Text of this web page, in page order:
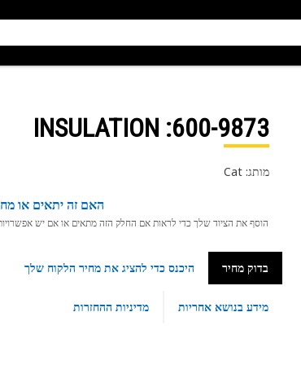
600-9873
: INSULATION
מותג: Cat
האם זה יתאים או
הוסף את הציוד שלך כדי לראות אם החלק הזה מתאים או אם יש אפשרויות
בדוק מחיר היכנס כדי להציג את מחיר הלקוח שלך
מידע בנושא אחריות מדיניות ההחזרות